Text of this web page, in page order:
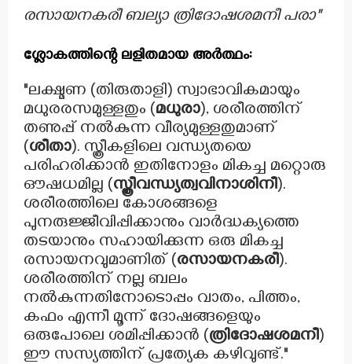
രസായനകരീ ബല്യാ ത്രിദോഷശമനീ പരാ"
ശ്ലോകത്തിന്റെ ലളിതമായ അർത്ഥം:
"ലക്ഷ്മണ (തിരുതാളി) സ്വാഭാവികമായും
മധുരരസമുള്ളതും (മധുരാ), ശരീരത്തിന്
തണുപ്പ് നൽകുന്ന വീര്യമുള്ളതുമാണ്
(ശീതാ). സ്ത്രീകളിലെ വന്ധ്യതയെ
പരിഹരിക്കാൻ ഇതിനോളം മികച്ച മറ്റൊരു
ഔഷധമില്ല (സ്ത്രീവന്ധ്യത്വവിനാശിനീ).
ശരീരത്തിലെ കോശങ്ങളെ
പുനരുജ്ജീവിപ്പിക്കാനും വാർദ്ധക്യത്തെ
തടയാനും സഹായിക്കുന്ന ഒരു മികച്ച
രസായനവുമാണിത് (രസായനകരീ).
ശരീരത്തിന് നല്ല ബലം
നൽകുന്നതിനോടൊപ്പം വാതം, പിത്തം,
കഫം എന്നീ മൂന്ന് ദോഷങ്ങളെയും
ഒരുപോലെ ശമിപ്പിക്കാൻ (ത്രിദോഷശമനീ)
ഈ സസ്യത്തിന് പ്രത്യേക കഴിവുണ്ട്."